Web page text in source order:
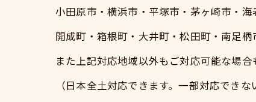
小田原市・横浜市・平塚市・茅ヶ崎市・
開成町・箱根町・大井町・松田町・南足
また上記対応地域以外もご対応可能な場
（日本全土対応できます。一部対応できな